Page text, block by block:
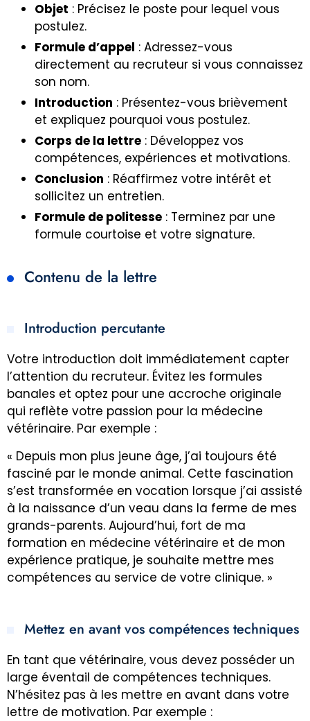
Objet : Précisez le poste pour lequel vous
postulez.
Formule d’appel : Adressez-vous
directement au recruteur si vous connaissez
son nom.
Introduction : Présentez-vous brièvement
et expliquez pourquoi vous postulez.
Corps de la lettre : Développez vos
compétences, expériences et motivations.
Conclusion : Réaffirmez votre intérêt et
sollicitez un entretien.
Formule de politesse : Terminez par une
formule courtoise et votre signature.
Contenu de la lettre
Introduction percutante
Votre introduction doit immédiatement capter
l’attention du recruteur. Évitez les formules
banales et optez pour une accroche originale
qui reflète votre passion pour la médecine
vétérinaire. Par exemple :
« Depuis mon plus jeune âge, j’ai toujours été
fasciné par le monde animal. Cette fascination
s’est transformée en vocation lorsque j’ai assisté
à la naissance d’un veau dans la ferme de mes
grands-parents. Aujourd’hui, fort de ma
formation en médecine vétérinaire et de mon
expérience pratique, je souhaite mettre mes
compétences au service de votre clinique. »
Mettez en avant vos compétences techniques
En tant que vétérinaire, vous devez posséder un
large éventail de compétences techniques.
N’hésitez pas à les mettre en avant dans votre
lettre de motivation. Par exemple :